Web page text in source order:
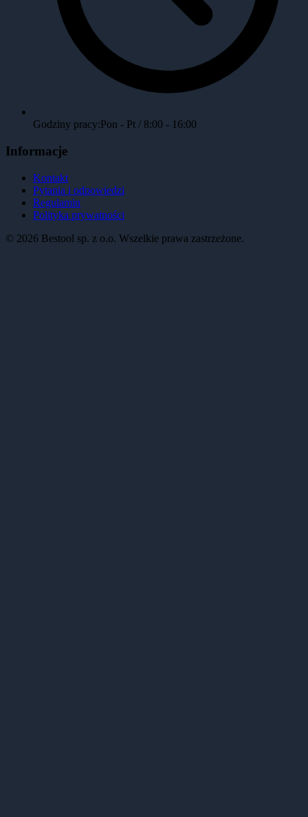
Godziny pracy:Pon - Pt / 8:00 - 16:00
Informacje
Kontakt
Pytania i odpowiedzi
Regulamin
Polityka prywatności
© 2026 Bestool sp. z o.o. Wszelkie prawa zastrzeżone.